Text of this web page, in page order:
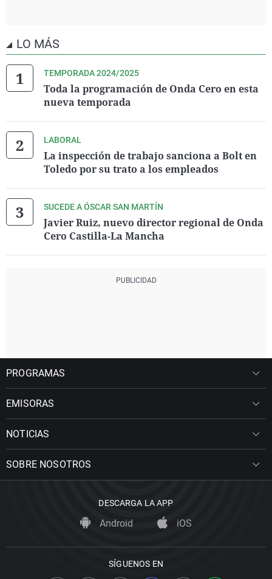
LO MÁS
TEMPORADA 2024/2025
Toda la programación de Onda Cero en esta
nueva temporada
LABORAL
La inspección de trabajo sanciona a Bolt en
Toledo por su trato a los empleados
SUCEDE A ÓSCAR SAN MARTÍN
Javier Ruiz, nuevo director regional de Onda
Cero Castilla-La Mancha
PROGRAMAS
EMISORAS
NOTICIAS
SOBRE NOSOTROS
DESCARGA LA APP
Android iOS
SÍGUENOS EN